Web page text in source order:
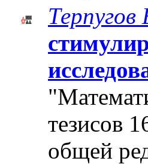
Терпугов
тезисов
общей